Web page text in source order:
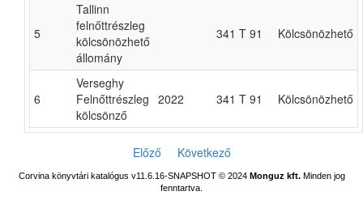
5
Tallinn
felnőttrészleg
kölcsönözhető
állomány
341 T 91 Kölcsönözhető
6
Verseghy
Felnőttrészleg
kölcsönző
2022 341 T 91 Kölcsönözhető
Előző Következő
Corvina könyvtári katalógus v11.6.16-SNAPSHOT© 2024 Monguz kft.Minden jog
fenntartva.